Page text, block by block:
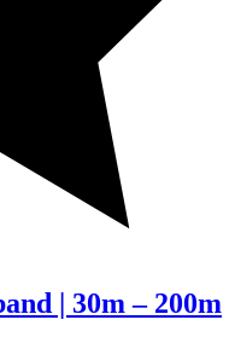
| 30m – 200m